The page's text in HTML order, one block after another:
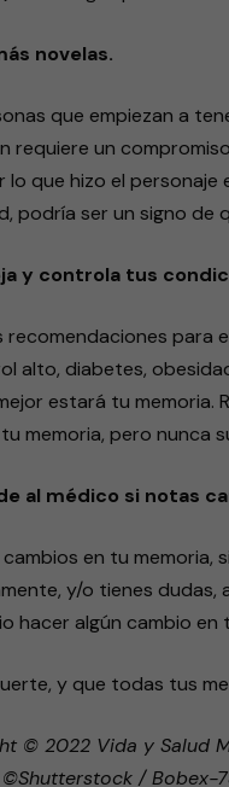
novelas.
que empiezan a
requiere un
que hizo el personaje
podría ser un signo de
y controla tus
recomendaciones para
alto, diabetes,
estará tu memoria.
memoria, pero nunca
al médico si notas
cambios en tu
y/o tienes dudas,
hacer algún cambio
y que todas tus
© 2022 Vida y Salud
©Shutterstock / Bobex-